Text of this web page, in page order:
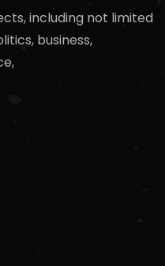
including not limited
business,